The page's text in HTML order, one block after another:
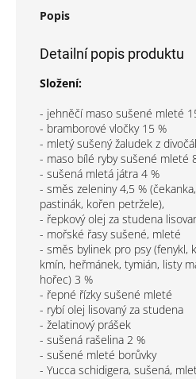
Popis
Detailní popis produktu
Složení:
- jehněčí maso sušené mleté
- bramborové vločky 15 %
- mletý sušený žaludek z
- maso bílé ryby sušené mleté
- sušená mletá játra 4 %
- směs zeleniny 4,5 %
pastinák, kořen petržele),
- řepkový olej za studena
- mořské řasy sušené, mleté
- směs bylinek pro psy (fenykl,
kmín, heřmánek, tymián, listy
hořec) 3 %
- řepné řízky sušené mleté
- rybí olej lisovaný za studena
- želatinový prášek
- sušená rašelina 2 %
- sušené mleté borůvky
- Yucca schidigera, sušená,